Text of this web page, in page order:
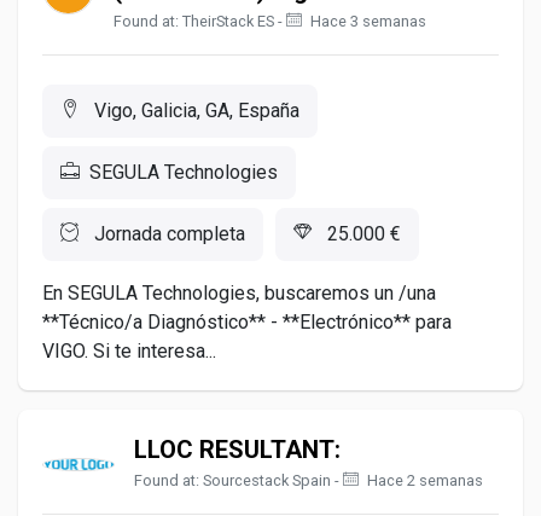
Found at: TheirStack ES - Hace 3 semanas
Vigo, Galicia, GA, España
SEGULA Technologies
Jornada completa 25.000 €
En SEGULA Technologies, buscaremos un /una
**Técnico/a Diagnóstico** - **Electrónico** para
VIGO. Si te interesa...
LLOC RESULTANT:
Found at: Sourcestack Spain - Hace 2 semanas